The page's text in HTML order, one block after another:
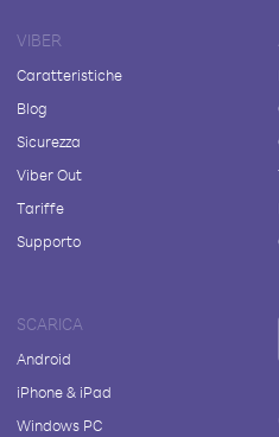
VIBER
Caratteristiche
Blog
Sicurezza
Viber Out
Tariffe
Supporto
SCARICA
Android
iPhone & iPad
Windows PC